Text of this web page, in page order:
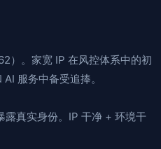
）。家宽 IP 在风控体系中的初
服务中备受追捧。
真实身份。IP 干净 + 环境干